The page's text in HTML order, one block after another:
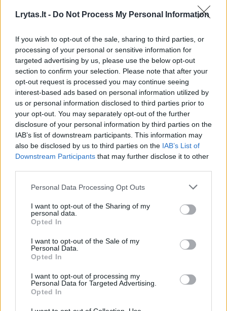
Lrytas.lt - Do Not Process My Personal Information
If you wish to opt-out of the sale, sharing to third parties, or
processing of your personal or sensitive information for
targeted advertising by us, please use the below opt-out
section to confirm your selection. Please note that after your
opt-out request is processed you may continue seeing
interest-based ads based on personal information utilized by
us or personal information disclosed to third parties prior to
your opt-out. You may separately opt-out of the further
disclosure of your personal information by third parties on the
IAB’s list of downstream participants. This information may
also be disclosed by us to third parties on the IAB’s List of
Downstream Participants that may further disclose it to other
Personal Data Processing Opt Outs
I want to opt-out of the Sharing of my
personal data.
Opted In
I want to opt-out of the Sale of my
Personal Data.
Opted In
I want to opt-out of processing my
Personal Data for Targeted Advertising.
Opted In
„nes jei duosiu jums šiuos planus, negalėsiu jų
panaudoti, jie tada nebus sėkmingi“. D.
Trumpas jau ne kartą gyrėsi galįs „per 24
valandas“ užbaigti karą, tačiau niekada
nepaaiškino, kaip ketina tai padaryti.
Savo rinkimų kovoje nekilnojamojo turto
magnatas vis kritikuoja milijardinę JAV
paramą Ukrainai ir reikalauja, kad europiečiai
skirtų daugiau lėšų.
Susiję straipsniai